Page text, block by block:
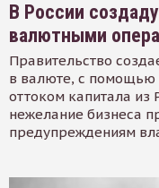
В России
валютными
Правительство
в валюте, с помощью
оттоком капитала из
нежелание бизнеса
предупреждениям